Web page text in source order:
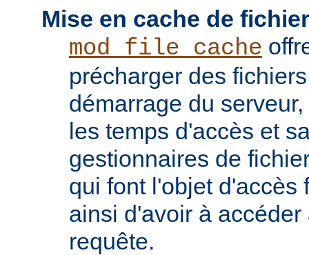
Mise en cache de
mod_file_cache
précharger des
démarrage du
les temps d'accès et
gestionnaires de
qui font l'objet d'accès
ainsi d'avoir à
requête.